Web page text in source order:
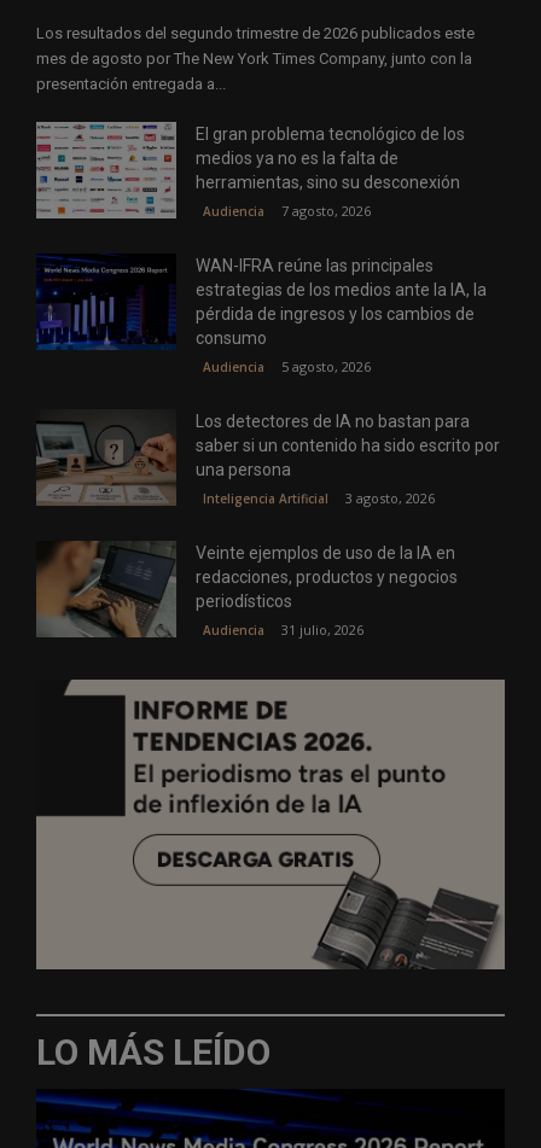
Los resultados del segundo trimestre de 2026 publicados este
mes de agosto por The New York Times Company, junto con la
presentación entregada a...
El gran problema tecnológico de los
medios ya no es la falta de
herramientas, sino su desconexión
Audiencia 7 agosto, 2026
WAN-IFRA reúne las principales
estrategias de los medios ante la IA, la
pérdida de ingresos y los cambios de
consumo
Audiencia 5 agosto, 2026
Los detectores de IA no bastan para
saber si un contenido ha sido escrito por
una persona
Inteligencia Artificial 3 agosto, 2026
Veinte ejemplos de uso de la IA en
redacciones, productos y negocios
periodísticos
Audiencia 31 julio, 2026
LO MÁS LEÍDO